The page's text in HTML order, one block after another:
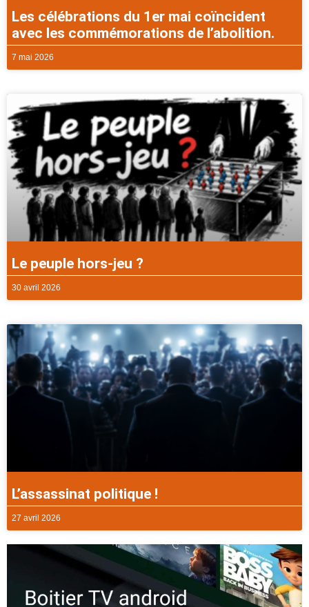
Les célébrations du 1er mai coïncident
avec les commémorations de l’abolition.
7 mai 2026
Le peuple hors-jeu ?
30 avril 2026
L’assassinat politique !
27 avril 2026